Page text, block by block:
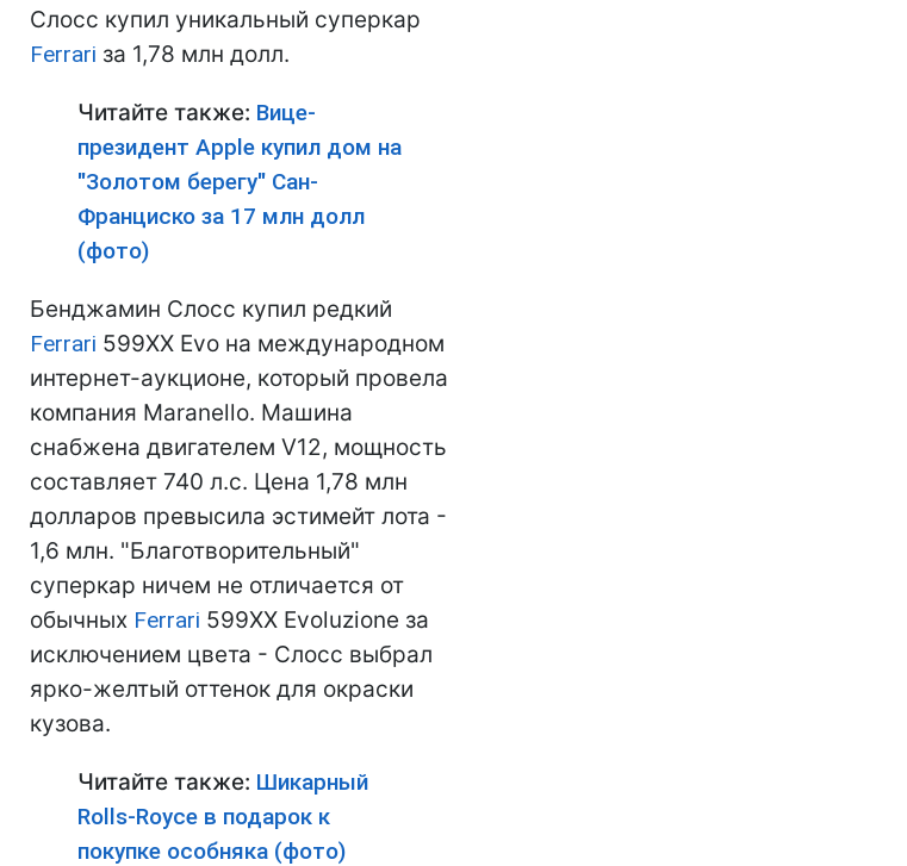
Слосс купил уникальный суперкар
Ferrari за 1,78 млн долл.
Читайте также: Вице-
президент Apple купил дом на
"Золотом берегу" Сан-
Франциско за 17 млн долл
(фото)
Бенджамин Слосс купил редкий
Ferrari 599XX Evo на международном
интернет-аукционе, который провела
компания Maranello. Машина
снабжена двигателем V12, мощность
составляет 740 л.с. Цена 1,78 млн
долларов превысила эстимейт лота -
1,6 млн. "Благотворительный"
суперкар ничем не отличается от
обычных Ferrari 599XX Evoluzione за
исключением цвета - Слосс выбрал
ярко-желтый оттенок для окраски
кузова.
Читайте также: Шикарный
Rolls-Royce в подарок к
покупке особняка (фото)